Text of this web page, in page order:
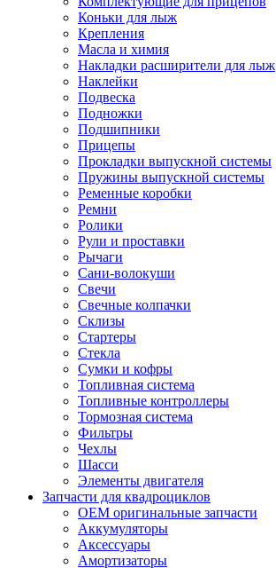
Коньки для лыж
Крепления
Масла и химия
Накладки расширители для лыж
Наклейки
Подвеска
Подножки
Подшипники
Прицепы
Прокладки выпускной системы
Пружины выпускной системы
Ременные коробки
Ремни
Ролики
Рули и проставки
Рычаги
Сани-волокуши
Свечи
Свечные колпачки
Склизы
Стартеры
Стекла
Сумки и кофры
Топливная система
Топливные контроллеры
Тормозная система
Фильтры
Чехлы
Шасси
Элементы двигателя
Запчасти для квадроциклов
OEM оригинальные запчасти
Аккумуляторы
Аксессуары
Амортизаторы